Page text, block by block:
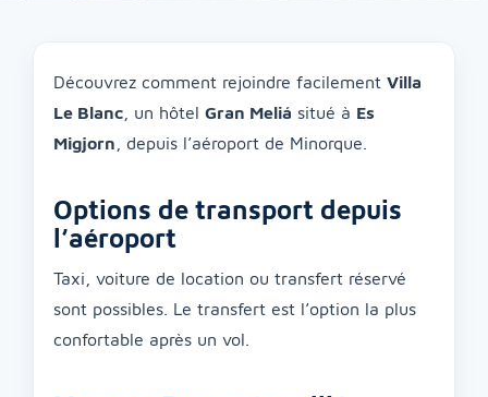
Découvrez comment rejoindre facilement Villa
Le Blanc , un hôtel Gran Meliá situé à Es
Migjorn , depuis l’aéroport de Minorque.
Options de transport depuis
l’aéroport
Taxi, voiture de location ou transfert réservé
sont possibles. Le transfert est l’option la plus
confortable après un vol.